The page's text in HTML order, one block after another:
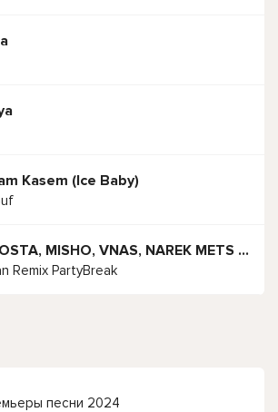
Kasem (Ice Baby)
LIKA KOSTA, MISHO, VNAS, NAREK METS HAYQ, HT HAYKO, SENCHO, MOS, FEKA23
Remix PartyBreak
песни 2024